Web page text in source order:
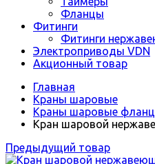
Фланцы
Фитинги
Фитинги
Электроприводы VDN
Акционный товар
Главная
Краны шаровые
Краны шаровые
Кран шаровой
Предыдущий товар